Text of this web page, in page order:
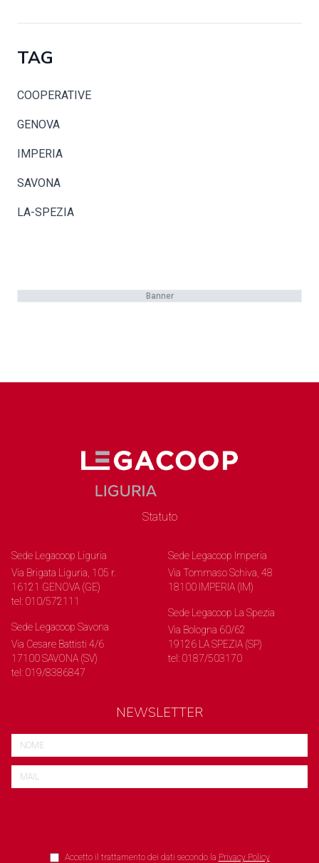
TAG
COOPERATIVE
GENOVA
IMPERIA
SAVONA
LA-SPEZIA
Banner
Statuto
Sede Legacoop Liguria
Via Brigata Liguria, 105 r.
16121 GENOVA (GE)
tel: 010/572111
Sede Legacoop Savona
Via Cesare Battisti 4/6
17100 SAVONA (SV)
tel: 019/8386847
Sede Legacoop Imperia
Via Tommaso Schiva, 48
18100 IMPERIA (IM)
Sede Legacoop La Spezia
Via Bologna 60/62
19126 LA SPEZIA (SP)
tel: 0187/503170
NEWSLETTER
Accetto il trattamento dei dati secondo la Privacy Policy